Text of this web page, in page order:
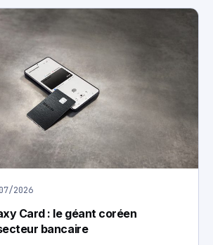
2026
Card : le géant coréen
bancaire